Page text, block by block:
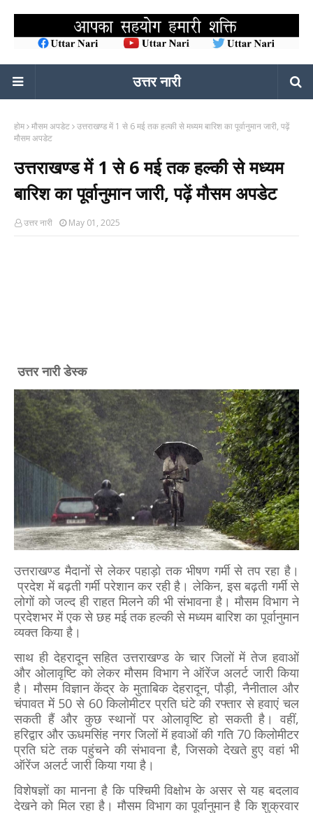
उत्तर नारी
होम मौसम अपडेट उत्तराखण्ड में 1 से 6 मई तक हल्की से मध्यम बारिश का पूर्वानुमान जारी, पढ़ें
मौसम अपडेट
उत्तराखण्ड में 1 से 6 मई तक हल्की से मध्यम
बारिश का पूर्वानुमान जारी, पढ़ें मौसम अपडेट
उत्तर नारी May 01, 2025
उत्तर नारी डेस्क
उत्तराखण्ड मैदानों से लेकर पहाड़ो तक भीषण गर्मी से तप रहा है।
प्रदेश में बढ़ती गर्मी परेशान कर रही है। लेकिन, इस बढ़ती गर्मी से
लोगों को जल्द ही राहत मिलने की भी संभावना है। मौसम विभाग ने
प्रदेशभर में एक से छह मई तक हल्की से मध्यम बारिश का पूर्वानुमान
व्यक्त किया है।
साथ ही देहरादून सहित उत्तराखण्ड के चार जिलों में तेज हवाओं
और ओलावृष्टि को लेकर मौसम विभाग ने ऑरेंज अलर्ट जारी किया
है। मौसम विज्ञान केंद्र के मुताबिक देहरादून, पौड़ी, नैनीताल और
चंपावत में 50 से 60 किलोमीटर प्रति घंटे की रफ्तार से हवाएं चल
सकती हैं और कुछ स्थानों पर ओलावृष्टि हो सकती है। वहीं,
हरिद्वार और ऊधमसिंह नगर जिलों में हवाओं की गति 70 किलोमीटर
प्रति घंटे तक पहुंचने की संभावना है, जिसको देखते हुए वहां भी
ऑरेंज अलर्ट जारी किया गया है।
विशेषज्ञों का मानना है कि पश्चिमी विक्षोभ के असर से यह बदलाव
देखने को मिल रहा है। मौसम विभाग का पूर्वानुमान है कि शुक्रवार